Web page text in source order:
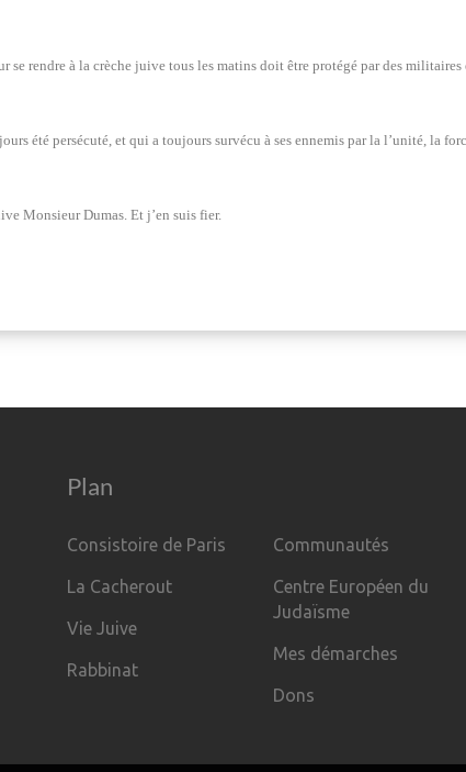
se rendre à la crèche juive tous les matins doit être protégé par des
été persécuté, et qui a toujours survécu à ses ennemis par la l’unité, la
Monsieur Dumas. Et j’en suis fier.
Plan
Consistoire de Paris
La Cacherout
Vie Juive
Rabbinat
Communautés
Centre Européen du
Judaïsme
Mes démarches
Dons